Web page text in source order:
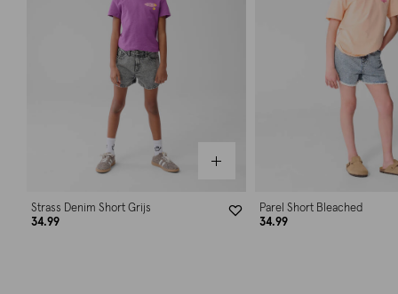
Strass Denim Short Grijs
34.99
Parel Short Bleached
34.99